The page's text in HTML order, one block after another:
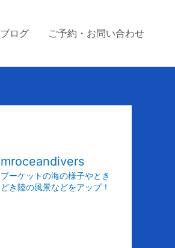
ブログ ご予約・お問い合わせ
mroceandivers
プーケットの海の様子やとき
どき陸の風景などをアップ！